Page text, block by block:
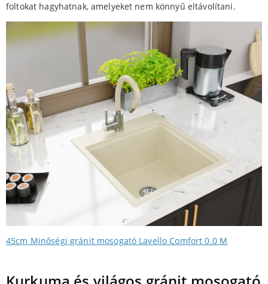
foltokat hagyhatnak, amelyeket nem könnyű eltávolítani.
45cm Minőségi gránit mosogató Lavello Comfort 0.0 M